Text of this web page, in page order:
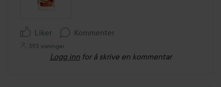
Liker Kommenter
393 visninger
Logg inn for å skrive en kommentar